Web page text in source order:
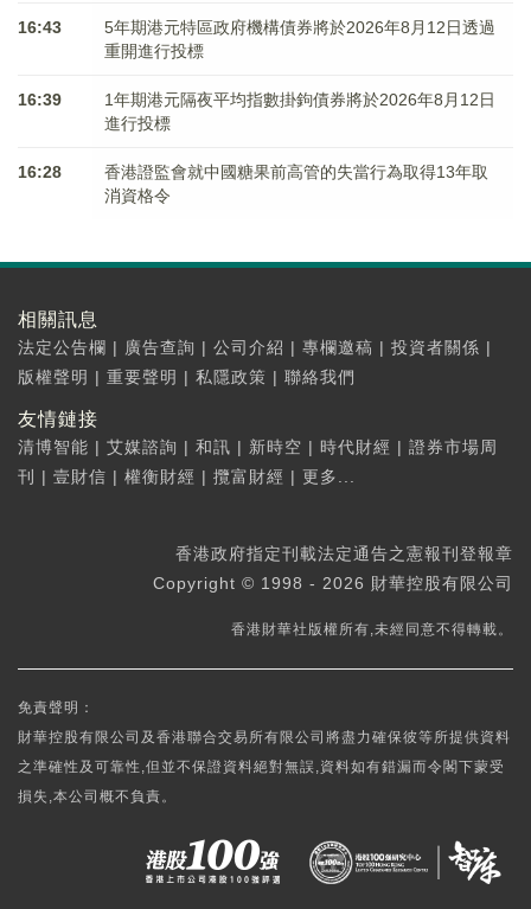
16:43
5年期港元特區政府機構債券將於2026年8月12日透過
重開進行投標
16:39
1年期港元隔夜平均指數掛鉤債券將於2026年8月12日
進行投標
16:28
香港證監會就中國糖果前高管的失當行為取得13年取
消資格令
相關訊息
法定公告欄 | 廣告查詢 | 公司介紹 | 專欄邀稿 | 投資者關係 |
版權聲明 | 重要聲明 | 私隱政策 | 聯絡我們
友情鏈接
清博智能 | 艾媒諮詢 | 和訊 | 新時空 | 時代財經 | 證券市場周
刊
| 壹財信 | 權衡財經 | 攬富財經 | 更多...
香港政府指定刊載法定通告之憲報刊登報章
Copyright © 1998 - 2026 財華控股有限公司
香港財華社版權所有,未經同意不得轉載。
免責聲明：
財華控股有限公司及香港聯合交易所有限公司將盡力確保彼等所提供資料
之準確性及可靠性,但並不保證資料絕對無誤,資料如有錯漏而令閣下蒙受
損失,本公司概不負責。